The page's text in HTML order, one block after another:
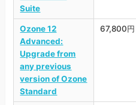
Suite
Ozone 12
Advanced:
Upgrade from
any previous
version of Ozone
Standard
67,800円